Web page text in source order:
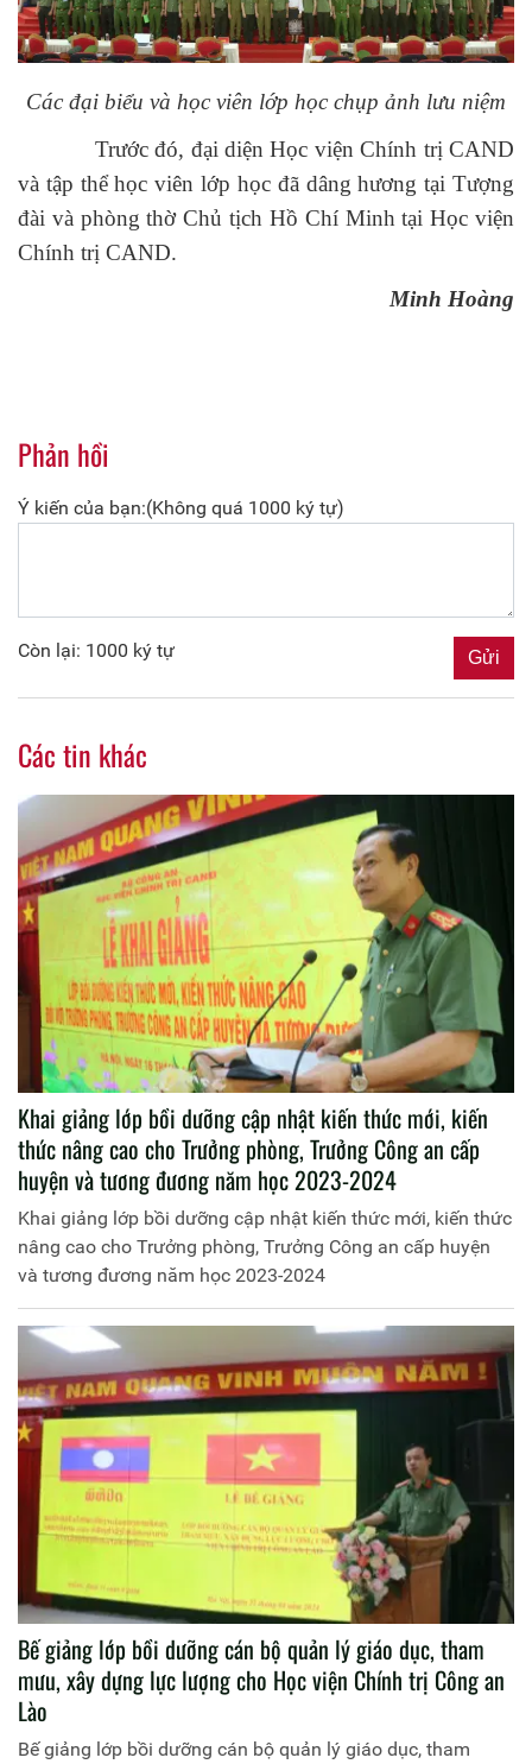
Các đại biểu và học viên lớp học chụp ảnh lưu niệm
Trước đó, đại diện Học viện Chính trị CAND
và tập thể học viên lớp học đã dâng hương tại Tượng
đài và phòng thờ Chủ tịch Hồ Chí Minh tại Học viện
Chính trị CAND.
Minh Hoàng
Phản hồi
Ý kiến của bạn:(Không quá 1000 ký tự)
Còn lại: 1000 ký tự
Các tin khác
Khai giảng lớp bồi dưỡng cập nhật kiến thức mới, kiến
thức nâng cao cho Trưởng phòng, Trưởng Công an cấp
huyện và tương đương năm học 2023-2024
Khai giảng lớp bồi dưỡng cập nhật kiến thức mới, kiến thức
nâng cao cho Trưởng phòng, Trưởng Công an cấp huyện
và tương đương năm học 2023-2024
Bế giảng lớp bồi dưỡng cán bộ quản lý giáo dục, tham
mưu, xây dựng lực lượng cho Học viện Chính trị Công an
Lào
Bế giảng lớp bồi dưỡng cán bộ quản lý giáo dục, tham